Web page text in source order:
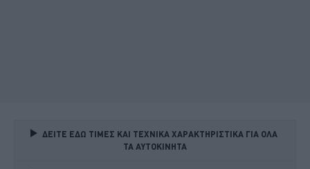
ΔΕΙΤΕ ΕΔΩ ΤΙΜΕΣ ΚΑΙ ΤΕΧΝΙΚΑ ΧΑΡΑΚΤΗΡΙΣΤΙΚΑ ΓΙΑ ΟΛΑ
ΤΑ ΑΥΤΟΚΙΝΗΤΑ